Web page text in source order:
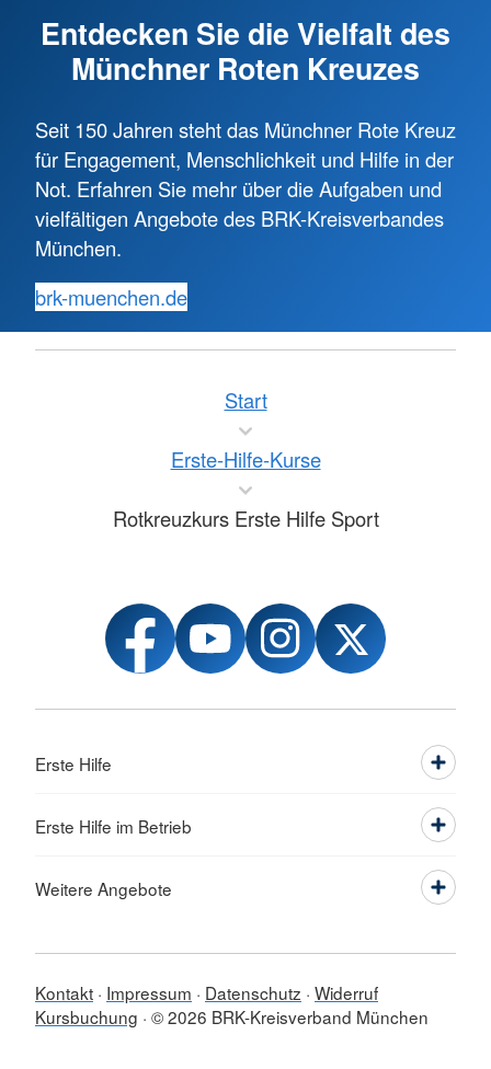
Entdecken Sie die Vielfalt des
Münchner Roten Kreuzes
Seit 150 Jahren steht das Münchner Rote Kreuz
für Engagement, Menschlichkeit und Hilfe in der
Not. Erfahren Sie mehr über die Aufgaben und
vielfältigen Angebote des BRK-Kreisverbandes
München.
brk-muenchen.de
Start
Erste-Hilfe-Kurse
Rotkreuzkurs Erste Hilfe Sport
Erste Hilfe
Erste Hilfe im Betrieb
Weitere Angebote
Kontakt Impressum Datenschutz Widerruf
Kursbuchung © 2026 BRK-Kreisverband München